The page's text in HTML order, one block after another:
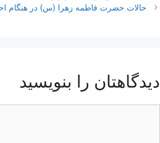
نوشته‌هاحالات حضرت فاطمه زهرا (س) در هنگام
دیدگاهتان را بنویسید